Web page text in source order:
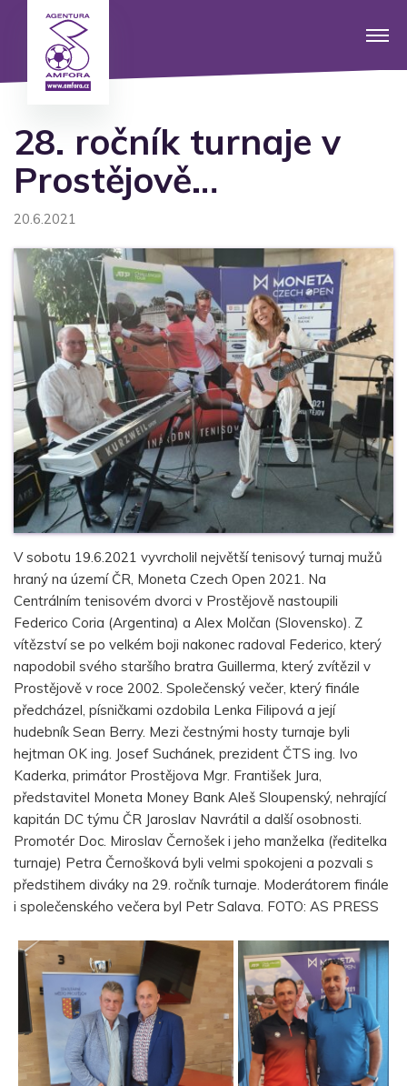
28. ročník turnaje v
Prostějově…
20.6.2021
V sobotu 19.6.2021 vyvrcholil největší tenisový turnaj mužů
hraný na území ČR, Moneta Czech Open 2021. Na
Centrálním tenisovém dvorci v Prostějově nastoupili
Federico Coria (Argentina) a Alex Molčan (Slovensko). Z
vítězství se po velkém boji nakonec radoval Federico, který
napodobil svého staršího bratra Guillerma, který zvítězil v
Prostějově v roce 2002. Společenský večer, který finále
předcházel, písničkami ozdobila Lenka Filipová a její
hudebník Sean Berry. Mezi čestnými hosty turnaje byli
hejtman OK ing. Josef Suchánek, prezident ČTS ing. Ivo
Kaderka, primátor Prostějova Mgr. František Jura,
představitel Moneta Money Bank Aleš Sloupenský, nehrající
kapitán DC týmu ČR Jaroslav Navrátil a další osobnosti.
Promotér Doc. Miroslav Černošek i jeho manželka (ředitelka
turnaje) Petra Černošková byli velmi spokojeni a pozvali s
předstihem diváky na 29. ročník turnaje. Moderátorem finále
i společenského večera byl Petr Salava. FOTO: AS PRESS